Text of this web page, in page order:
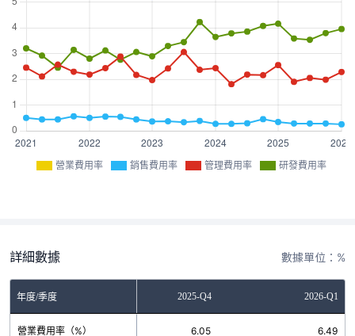
營業費用率 銷售費用率 管理費用率 研發費用率
詳細數據 數據單位：%
年度/季度2025-Q3 2025-Q4 2026-Q1
營業費用率（%）
5.86 6.05 6.49